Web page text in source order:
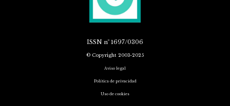
ISSN nº 1697/0306
© Copyright 2003-2025
Aviso legal
Política de privacidad
Uso de cookies